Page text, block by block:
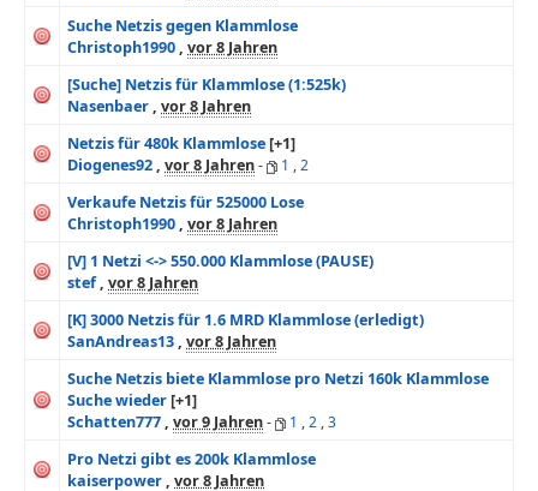
Suche Netzis gegen Klammlose
Christoph1990 , vor 8 Jahren
[Suche] Netzis für Klammlose (1:525k)
Nasenbaer , vor 8 Jahren
Netzis für 480k Klammlose [+1]
Diogenes92 , vor 8 Jahren- 1 ,2
Verkaufe Netzis für 525000 Lose
Christoph1990 , vor 8 Jahren
[V] 1 Netzi <-> 550.000 Klammlose (PAUSE)
stef , vor 8 Jahren
[K] 3000 Netzis für 1.6 MRD Klammlose (erledigt)
SanAndreas13 , vor 8 Jahren
Suche Netzis biete Klammlose pro Netzi 160k Klammlose
Suche wieder [+1]
Schatten777 , vor 9 Jahren- 1 ,2 ,3
Pro Netzi gibt es 200k Klammlose
kaiserpower , vor 8 Jahren